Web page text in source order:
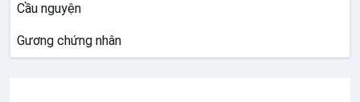
Cầu nguyện
Gương chứng nhân